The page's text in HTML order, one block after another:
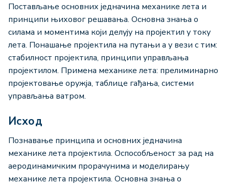
Постављање основних једначина механике лета и
принципи њиховог решавања. Основна знања о
силама и моментима који делују на пројектил у току
лета. Понашање пројектила на путањи а у вези с тим:
стабилност пројектила, принципи управљања
пројектилом. Примена механике лета: прелиминарно
пројектовање оружја, таблице гађања, системи
управљања ватром.
Исход
Познавање принципа и основних једначина
механике лета пројектила. Оспособљеност за рад на
аеродинамичким прорачунима и моделирању
механике лета пројектила. Основна знања о